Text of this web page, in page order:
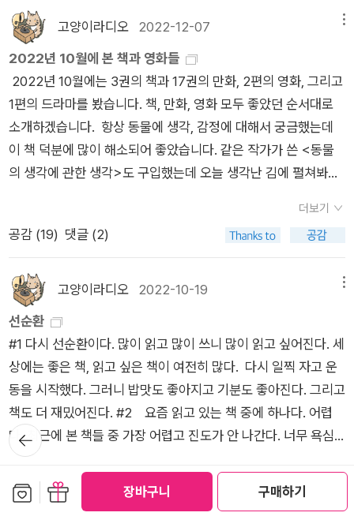
장바구니 구매하기
워드 윌슨, 1998.​​이로 인해 인류사의 '빅 히스토리'는 '유전
자'와 '문화'의 상호작용으로 '인간 본성'을 구명할 수 있게 된
다. '인간 본성'이란 선험적이거나 '초월론'적인 것이 아니라, 인
류 유전자의 진화 과정에서 살아남은 '자연선택'의 유구한 시간
이 각인된 특질들이 수십만 년의 유전을 통해 인간의 '마음'에 전
해지고 새겨지며 일정의 '대수의 법칙'처럼 예측되는 일종의 '후
성규칙'이다. 이것이 과학자로서의 윌슨이 '인간 본성'에 관해 주
장하는 '귀납적'이자 '유물론'적인 규정인 것이다.​'예술'은 인류
의 교차점이며, '유전자'와 '문화'의 '공(共)진화'는 윌슨이 보기
에 '뇌과학', '심리학', '진화생물학'의 "연구결과에 가장 잘 부합하
는 과정"([통섭], <10장>)이다.​​"윤리적 격률은 우리가 기다려
야 하는 신의 계시나 인간 세계 바깥에서 오는 천상의 메시지와
는 전혀 다르다. 또 그것은 정신의 비물질적 차원에서 울려 퍼지
는 독립적인 진리와도 다르다. 그것은 오히려 '뇌'와 '문화'의 '물리
적 산물'에 가깝다. 자연과학들에 대한 '통섭(統攝/Consilienc
e)'적 관점에서 보면 윤리적 격률은 사회 계약의 원리들이 규칙들
과 명령들로 굳어진 것에 지나지 않는다. 한 사회의 성원들이 다
른 이들도 이에 따르기를 바라면서 기꺼이 공동선을 위해 받아들
이는 행동 코드들인 것이다.'- [통섭], <11장. 윤리와 종교>, 에드
리적 격률' 또한 '뇌'와 '문화'의 "물리적 산물"([통섭], <11장>)
이 된다. "관념은 인간 두뇌라는 물질이 만든 최고의 '물질적 산
(237면) 28. 유전적으로 대물림되는 형질은 모방자, 즉 문화의
단위가 아니다. 오히려 특정한 종류의 기억 요소들을 고안해 내고
전달하는 성향이다. (268면) 29. 구조주의의 문제점은, 내가 엄
청난 분량의 산만한 문헌들을 이해한다고 가정한다면, 구조주의
의 기본 개념들에 있지 않다. 오히려 생물학과 인지심리학과 그들
의 연구를 실제적으로 연결시키지 못했다는 점이 결함이다. 그 연
결점들을 탐구할 이들에게 많은 열매가 기다리고 있다. (275면)
30. 인간을 포함한 모든 포유류는 이기적 이해관계의 기초 위에
리 인간은 공공의 선을 위해 자신의 위험을 감수하려고 하지 않는
다. 오히려 자신의 에너지를 자신과 가까운 친족의 복지를 위해
사용한다. 포유류에게 사회생활은 개인의 생존과 번식 성공률을
높이기 위한 하나의 장치이다. (302면) 31. 두 영역 간의 결정적
인 차이점은 통섭이다. 즉 의학은 통섭을 행하고 있지만 사회과학
은 그렇지 않다. 의학자들은 분자생물학과 세포생물학의 정합적
토대를 믿는다. 그들은 건강과 질병의 요소들을 생물학, 물리학,
화학의 수준까지 내려가서 연구하고자 한다. (318면) 32. 그들
(사회과학자들)은 독립된 칸막이에 자신만의 방을 만들어 놓고
각자의 방에서만 통하는 정확한 언어를 사용하려고만 하지 그런
작업을 좀처럼 다른 방들로 확장하려고 하지 않는다. (319면) 3
3. 그들은 부족적 충성심에 쉽게 속박된다. 사회과학 이론의 가르
침 중 많은 것들은 아직도 창시자들에 얽매여 있다. 만약 과학의
진보를 그 창시자들이 얼마나 빨리 잊혀지는가로 측정한다면 이
캠벨이 머독에게 한 말은 캠벨이 다른 저작에서 비슷하게 말한 점
이기도 하다. 어느 책인지는 기억이 나지 않지만, 여자 아이는 신
만 남자 아이는 그렇지 못하므로 정신적으로 성숙해지기 위해서
는 통과의례를 거쳐야만 한다 였던가? 저자 모린 머독의 심정이
이해가 가기도 한다.어쨌든 모린 머독은 『내 안의 여신을 찾아서』
하였다. 다만 『여신들』에서 캠벨이 말한 바를 실천하는 데 앞장선
것일까? 다른 학문에서 흔히 보이는, 후속 세대가 선구자를 비판
적으로 계승하여 학문을 발달시키는 것과 유사한 과정이 일어난
것은 아닐까?모린 머독의 책을 읽으면서 한동안 잊고 있었던 캠
벨을 돌이켜보게 되었다. 캠벨의 저작과 만난 날은 2020년의 어
느 날이다. 지금 구매리스트를 체크해보니 『천의 얼굴을 가진 영
웅』과 『신화의 힘』 중고를 산게 2020년 4월 18일이다. 캠벨과
만나기까지의 여정은 개연성이라곤 찾아볼 수 없는 여정이었다.
그 시작은 2010년대 중반의 어느 날까지 거슬러간다, 그 무렵 헤
이든 화이트의『메타 역사』라는 책과 만났다. 화이트의 책은 그 어
떤 역사책이나, 역사에 관한 역사책과도 다르다. 화이트의 주장을
요약하자면 역사는 역사가들이 세계관, 장르, 은유 기법으로 '플
롯화'한 것이며, 역사는 과학보다는 문학에 가깝다는 것이다. 이
런 화이트의 주장을 접하면서 이 책에 언급된 역사가와 역사철학
때문이다.분류 개념 속에서 말이라는 범주가 성립되면 우리는 이
러한 말을 지목한 다음, 공통된 특징을 서술한다. 이것이 말의 본
질이다. 이런 방법으로 말의 공통된 특징을 서술했을 때, 그 서술
자체는 다시 규정이 된다. 이러한 말을 본 다음 이 동물을 ‘말‘이
라고 지칭하고 다시 공통된 특징을 서술함으로써 서술은 정의(定
義)가 된다.- P141이전 사람들은 일단 분류를 앞에 두고 생물 개
체를 뒤에 두었다. 그러나 다윈은 완전히 새로운 태도를 취했다.
그는 사람들이 자연의 오묘함과 종의 변화 및 이 세계의 유래를
서 종의 집합을 찾아냈다. 철학 용어로 표현하자면 현상학으로 기
지 결정하거나 정의할 필요 없이 각각의 단일 개체가 실제로 어떻
게 자라는지 관찰하면 그만이다.- P151이 지역에 분포가 비교적
이루는 것은 아니다. 그러니까 기존의 본질론이 중시한 본질을 우
개체가 얼마나 많은 변화를 일으키는지 마침내 어떻게 종을 형성
하는지 보는 것이다. 원래의 출발점과 전제를 뒤바꿈으로서 다윈
은 당시 많은 사람들이 곤혹스러워한 생물계의 복잡한 문제를 해
결했다.(...) 반면 다윈은 아예 이 체계를 멀리 던져 버리고 전혀
다른 시각으로 접근했다. 그는 말이 무엇인지, 낙타가 무엇인지처
고양이라디오 2022-12-07
2022년 10월에 본 책과 영화들
2022년 10월에는 3권의 책과 17권의 만화, 2편의 영화, 그리고
1편의 드라마를 봤습니다. 책, 만화, 영화 모두 좋았던 순서대로
소개하겠습니다. 항상 동물에 생각, 감정에 대해서 궁금했는데
이 책 덕분에 많이 해소되어 좋았습니다. 같은 작가가 쓴 <동물
의 생각에 관한 생각>도 구입했는데 오늘 생각난 김에 펼쳐봐야
류였는데 지금은 반대입니다. 진화론적으로 생각했을 때 감정이
어느 순간 갑자기 인간에게만 나타났을리 없습니다. 공포, 분노,
나 고양이를 키우는 사람은 이 주장에 동의하실 겁니다. 아잔
브라흐마 스님의 에세이입니다. 재밌게 읽었습니다. 아잔 브라흐
마의 명상에 관한 책도 생각난 김에 오늘 봐야겠네요. 예전부터
많이 들었던 책이라 한 번쯤은 읽어보고 싶은 책이었습니다. 기대
보다는 별로였습니다. 생각보다 어렵고 번역도 나뻐서 읽기 힘들
었습니다. 주요 내용은 '분리된 지식을 통합하자. 그 중심에는 과
학, 생물학이 있으리라.' 입니다. 동의하면서도 비판하고 싶은 부
분도 있었습니다. 그런 내용의 리뷰를 쓰다가 말았는데 마무리 지
어야겠습니다. 일본 만화의 전설 데즈카 오사무씨의 만화들을
봤습니다. 우연히 <아돌프에게 고한다>를 본 후 좋아서 <붓다>
까지 봤습니다. 모두 역사를 바탕으로 허구를 첨가한 작품들입니
더보기
공감 (19) 댓글 (2)
고양이라디오 2022-10-19
선순환
#1 다시 선순환이다. 많이 읽고 많이 쓰니 많이 읽고 싶어진다. 세
상에는 좋은 책, 읽고 싶은 책이 여전히 많다. 다시 일찍 자고 운
동을 시작했다. 그러니 밥맛도 좋아지고 기분도 좋아진다. 그리고
책도 더 재밌어진다. #2 요즘 읽고 있는 책 중에 하나다. 어렵
다. 최근에 본 책들 중 가장 어렵고 진도가 안 나간다. 너무 욕심
부리지 말고 매일 조금씩이라도 읽어나가야겠다.
더보기
공감 ( 20)댓글 (2)
뒤로가
기